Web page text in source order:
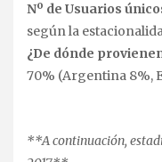
Nº de Usuarios
según la
¿De dónde
70% (Argentina 8%,
**A continuación,